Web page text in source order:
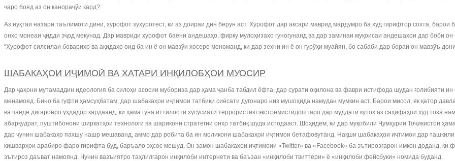
чаро бояд аз он канораҷўи кард?
Аз нуқтаи назари таълимоти дини, хурофот зуҳуротест, ки аз доираи дин берун аст. Хурофот дар аксари маврид мардумро ба худ гирифтор сохта, барои
онҳо монеаи ҷидди эҷод мекунад. Дар мавриди хурофот баёни андешаҳо, фирку мулоҳизаҳо гуногунанд ва дар заминаи муқоисаи андешаҳои дар боби
“Хурофот силсилаи бовариҳо ва ақидаҳо оид ба ин ё он мавзўи хосеро меноманд, ки дар зеҳни ин ё он гурўҳи муайян, бо сабаби дар бораи он мавзўъ
ШАБАКАҲОИ ИҶИМОӢ ВА ХАТАРИ ИНҚИЛОБҲОИ МУОСИР
Дар ҷаҳони мутамаддин идеология ба силоҳи асосии мубориза дар ҳама ҷанба табдил ёфта, дар сурати оқилона ва фаври истифода шудан ғолибияти
менамояд. Бино ба гуфти ҳамсуҳбатам, дар шабакаҳои иҷтимои татбиқи сиёсати дугонаро низ мушоҳида намудан мумкин аст. Барои мисол, як қатор
ва чанде дигаронро уҳдадор кардаанд, ки ҳама гуна иттилооти хусусияти террористию экстремистидоштаро дар муддати кутоҳ аз саҳифаҳои худ тоза
абарқудрат, пуштибонони ширкатҳои технологи ва шарикони стратегии онҳо татбиқ шуда истодааст. Шоҳидем, ки дар муқобили Ҷумҳурии Тоҷикистон
дар чунин шабакаҳо пахшу нашр мешаванд, аммо дар робита ба ин моликони шабакаҳои иҷтимои бетафовутанд. Нақши шабакаҳои иҷтимои дар ташкили
кишварҳои арабиро фаро гирифта буд, баръало эҳсос мешуд. Он замон шабакаҳои иҷтимоии «Twitter» ва «Facebook» ба эътирозгарон имкон доданд, ки
эътироз даъват намоянд. Чунин вазъиятро таҳлилгарон инқилоби интернети ва баъзан «инқилоби твиттери» ё «инқилоби фейсбуки» номида буданд.